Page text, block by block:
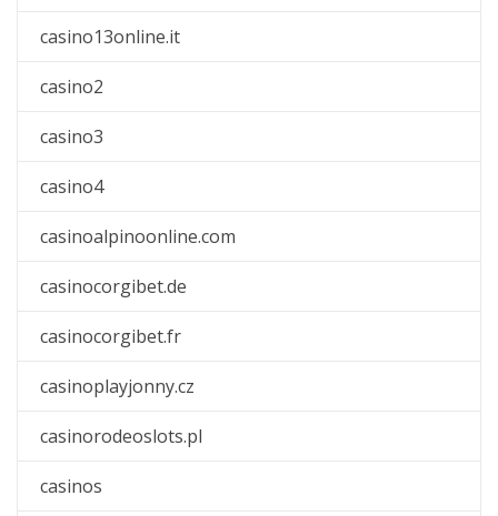
casino13online.it
casino2
casino3
casino4
casinoalpinoonline.com
casinocorgibet.de
casinocorgibet.fr
casinoplayjonny.cz
casinorodeoslots.pl
casinos